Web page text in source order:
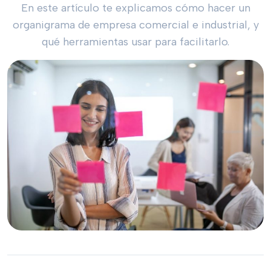
En este artículo te explicamos cómo hacer un
organigrama de empresa comercial e industrial, y
qué herramientas usar para facilitarlo.